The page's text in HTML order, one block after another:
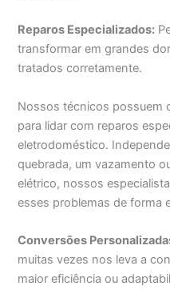
Reparos Especializados:
transformar em grandes
tratados corretamente.
Nossos técnicos possuem
para lidar com reparos
eletrodoméstico.
quebrada, um vazamento
elétrico, nossos
esses problemas de forma
Conversões
muitas vezes nos leva a
maior eficiência ou